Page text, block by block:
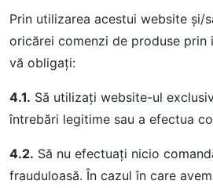
Prin utilizarea acestui website şi/
oricărei comenzi de produse prin
vă obligați:
4.1. Să utilizați website-ul
întrebări legitime sau a efectua
4.2. Să nu efectuaţi nicio
frauduloasă. În cazul în care